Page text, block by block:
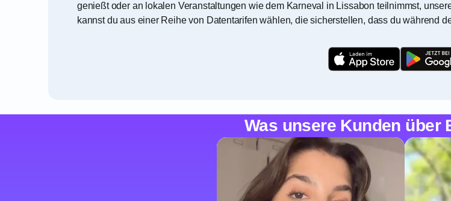
genießt oder an lokalen Veranstaltungen wie dem Karneval in Lissabon teilnimmst,
kannst du aus einer Reihe von Datentarifen wählen, die sicherstellen, dass du während
Was unsere Kunden über